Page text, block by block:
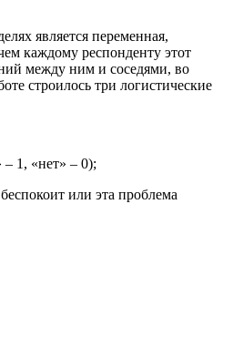
является переменная,
каждому респонденту этот
между ним и соседями, во
строилось три логистические
1, «нет» – 0);
или эта проблема